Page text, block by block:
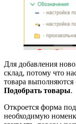
Для добавления
склад, потому что
товара
Подобрать товары.
Откроется форма
необходимую